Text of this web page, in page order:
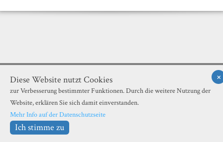
×
Diese Website nutzt Cookies
zur Verbesserung bestimmter Funktionen. Durch die weitere Nutzung der
Website, erklären Sie sich damit einverstanden.
Mehr Info auf der Datenschutzseite
© 2018Illustrierte Neue Welt |